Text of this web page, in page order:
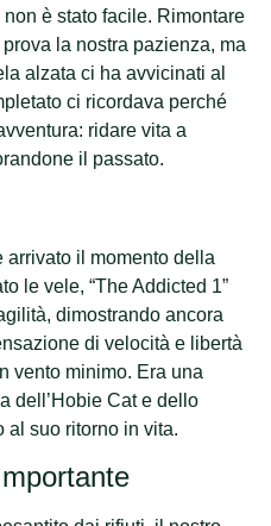
non è stato facile. Rimontare
la nostra pazienza, ma
alzata ci ha avvicinati al
ci ricordava perché
ridare vita a
il passato.
arrivato il momento della
le vele, “The Addicted 1”
dimostrando ancora
di velocità e libertà
vento minimo. Era una
dell’Hobie Cat e dello
al suo ritorno in vita.